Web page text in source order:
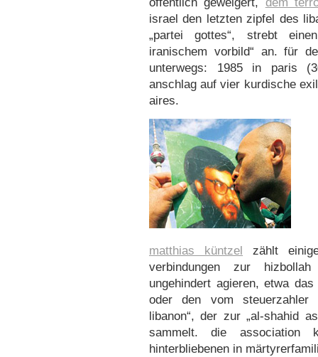
öffentlich geweigert, dem
israel den letzten zipfel des
„partei gottes“, strebt
iranischem vorbild“ an. für
unterwegs: 1985 in paris
anschlag auf vier kurdische
aires.
matthias küntzel zählt
verbindungen zur
ungehindert agieren, etwa
oder den vom steuerzahler
libanon“, der zur „al-shahid
sammelt. die association
hinterbliebenen in